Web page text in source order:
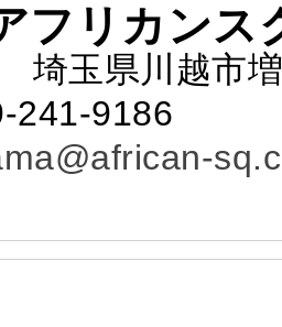
フリカンス
埼玉県川越市
241-